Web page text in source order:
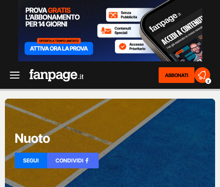
ABBONATI
2
Nuoto
SEGUI CONDIVIDI